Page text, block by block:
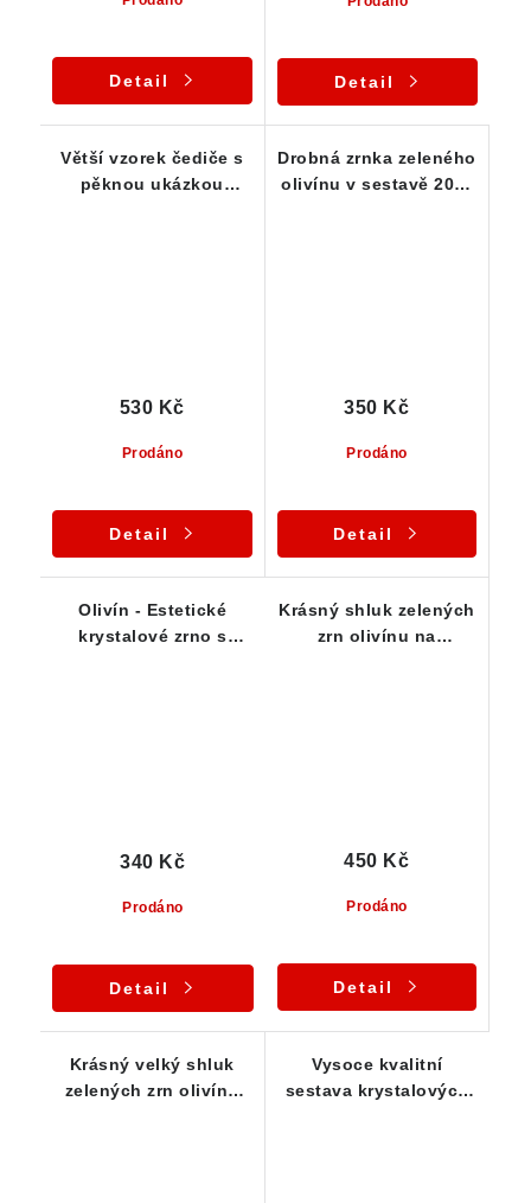
Detail Detail
Větší vzorek čediče s
pěknou ukázkou
Prodáno
530 Kč
Detail
Drobná zrnka zeleného
olivínu v sestavě 20-ti
Prodáno
350 Kč
Detail
Olivín - Estetické
krystalové zrno s
Prodáno
340 Kč
Detail
Krásný shluk zelených
zrn olivínu na
Prodáno
450 Kč
Detail
Krásný velký shluk
zelených zrn olivínu
Vysoce kvalitní
sestava krystalových